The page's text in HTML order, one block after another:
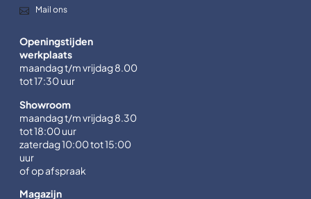
Mail ons
Openingstijden
werkplaats
maandag t/m vrijdag 8.00
tot 17:30 uur
Showroom
maandag t/m vrijdag 8.30
tot 18:00 uur
zaterdag 10:00 tot 15:00
uur
of op afspraak
Magazijn